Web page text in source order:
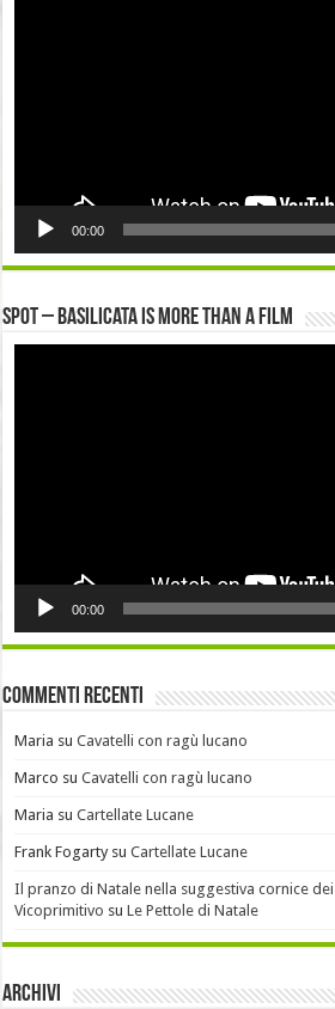
00:00
Spot – Basilicata is more than a Film
00:00
Commenti recenti
Maria suCavatelli con ragù lucano
Marco suCavatelli con ragù lucano
Maria suCartellate Lucane
Frank FogartysuCartellate Lucane
Il pranzo di Natale nella suggestiva cornice
Vicoprimitivo suLe Pettole di Natale
Archivi